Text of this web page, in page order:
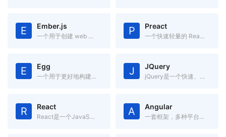
E Ember.js
一个用于创建 web 应用的 JavaScript MVC 框架 P Preact
一个快速轻量的 React 替代方案，具有 ES6 API、组件化和虚拟 DOM
E Egg
一个用于更好地构建企业应用的框架，内置流程管理，高度可定制，有强大的插件系统。 J JQuery
jQuery是一个快速、简洁的JavaScript框架.
R React
React是一个JavaScript框架,用于构建“可预期的”和“声明式的”Web用户界面. A Angular
一套框架，多种平台移动端 & 桌面端